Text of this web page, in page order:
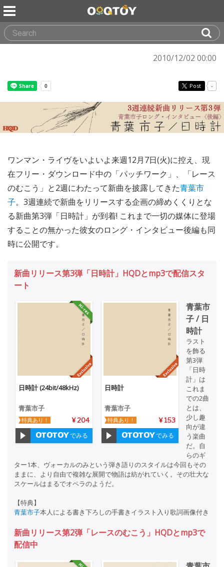
2010/12/02 00:00
Post -
ワンマン・ライヴをいよいよ来週12月7日(火)に控え、現
在フリー・ダウンロード中の「パッチワーク」、「レース
のむこう」と2週にわたって新曲を披露してきた青葉市
子。3週連続で新曲をリリースする企画の締めくくりとな
る新曲第3弾「日時計」が到着! これまで一切の媒体に登場
することの無かった彼女のロング・インタビュー後編も同
時に公開です。
新曲リリース第3弾「日時計」HQDとmp3で配信スタ
ート
日時計 (24bit/48kHz)
青葉市子
¥ 204
特典あり！
でみる
日時計
青葉市子
¥ 153
特典あり！
でみる
青葉市
子 / 日
時計
ラスト
を飾る
第3弾
「日時
計」は
これま
での2曲
とは、
少し趣
向が違
う楽曲
だ。自
らのギ
ター1本、ヴォーカルのみという弾き語りのスタイルは今回もその
ままに、より自由で複雑な展開で物語は紡がれていく。その壮大な
スケールはまるでオペラのようだ。
【特典】
青葉市子本人による書き下ろしの手書きイラスト入り歌詞画像付き
新曲リリース第2弾「レースのむこう」HQDとmp3で
配信中